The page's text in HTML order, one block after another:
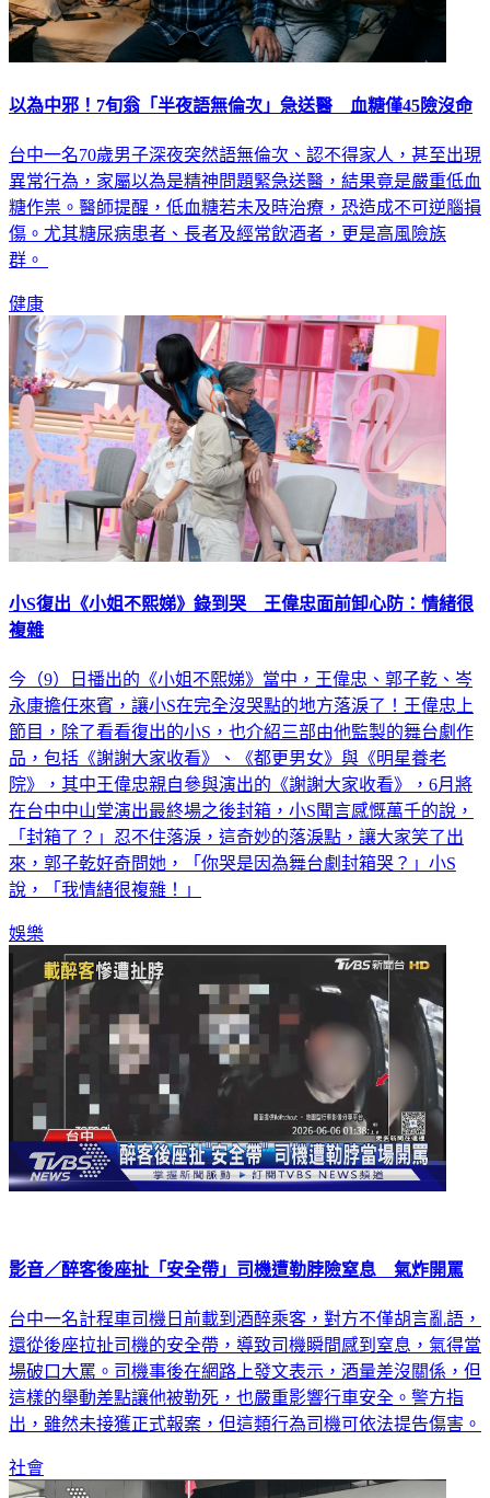
以為中邪！7旬翁「半夜語無倫次」急送醫 血糖僅45險沒命
台中一名70歲男子深夜突然語無倫次、認不得家人，甚至出現
異常行為，家屬以為是精神問題緊急送醫，結果竟是嚴重低血
糖作祟。醫師提醒，低血糖若未及時治療，恐造成不可逆腦損
傷。尤其糖尿病患者、長者及經常飲酒者，更是高風險族
群。
健康
小S復出《小姐不熙娣》錄到哭 王偉忠面前卸心防：情緒很
複雜
今（9）日播出的《小姐不熙娣》當中，王偉忠、郭子乾、岑
永康擔任來賓，讓小S在完全沒哭點的地方落淚了！王偉忠上
節目，除了看看復出的小S，也介紹三部由他監製的舞台劇作
品，包括《謝謝大家收看》、《都更男女》與《明星養老
院》，其中王偉忠親自參與演出的《謝謝大家收看》，6月將
在台中中山堂演出最終場之後封箱，小S聞言感慨萬千的說，
「封箱了？」忍不住落淚，這奇妙的落淚點，讓大家笑了出
來，郭子乾好奇問她，「你哭是因為舞台劇封箱哭？」小S
說，「我情緒很複雜！」
娛樂
影音／醉客後座扯「安全帶」司機遭勒脖險窒息 氣炸開罵
台中一名計程車司機日前載到酒醉乘客，對方不僅胡言亂語，
還從後座拉扯司機的安全帶，導致司機瞬間感到窒息，氣得當
場破口大罵。司機事後在網路上發文表示，酒量差沒關係，但
這樣的舉動差點讓他被勒死，也嚴重影響行車安全。警方指
出，雖然未接獲正式報案，但這類行為司機可依法提告傷害。
社會